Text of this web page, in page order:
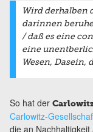
Wird derhalben
darinnen
/ daß es eine
eine
Wesen, Dasein,
So hat der
Carlowitz-
die an